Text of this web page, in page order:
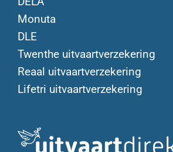
Monuta
DLE
Twenthe uitvaartverzekering
Reaal uitvaartverzekering
Lifetri uitvaartverzekering